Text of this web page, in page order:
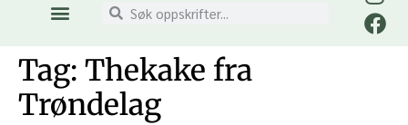
Tag: Thekake fra
Trøndelag